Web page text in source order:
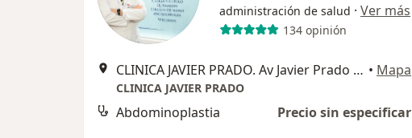
administración de salud · Ver más
134 opinión
CLINICA JAVIER PRADO. Av Javier Prado Este 499, 2do piso Of. 215, San Isidro • Mapa
CLINICA JAVIER PRADO
Abdominoplastia Precio sin especificar